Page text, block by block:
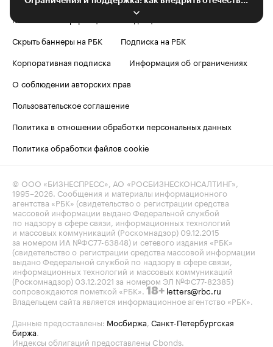
Контактная информация
Редакция
Скрыть баннеры на РБК
Подписка на РБК
Корпоративная подписка
Информация об ограничениях
О соблюдении авторских прав
Пользовательское соглашение
Политика в отношении обработки персональных данных
Политика обработки файлов cookie
© ООО «БИЗНЕСПРЕСС», АО «РОСБИЗНЕСКОНСАЛТИНГ»,
1995–2026 . Сообщения и материалы информационного
агентства «РБК» (свидетельство о регистрации средства
массовой информации выдано Федеральной службой
по надзору в сфере связи, информационных технологий
и массовых коммуникаций (Роскомнадзор) 09.12.2015
за номером ИА №ФС77-63848) и сетевого издания «РБК»
(свидетельство о регистрации средства массовой информации
выдано Федеральной службой по надзору в сфере связи,
информационных технологий и массовых коммуникаций
(Роскомнадзор) 03.12.2021 за номером ЭЛ №ФС77-82385)
сопровождаются пометкой «РБК». 18+ letters@rbc.ru
Владельцем сайта является информационное агентство «РБК».
Данные предоставлены: Мосбиржа Санкт-Петербургская
биржа
Индексы облигаций предоставлены Cbonds.